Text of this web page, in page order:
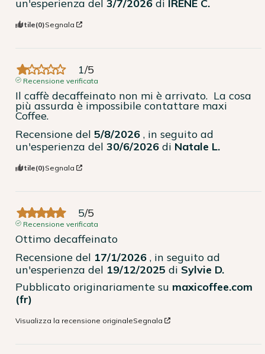
un'esperienza del 3/7/2026 di IRENE C.
Utile(0)Segnala
1/5
Recensione verificata
Il caffè decaffeinato non mi è arrivato.  La cosa
più assurda è impossibile contattare maxi
Coffee.
Recensione del 5/8/2026 , in seguito ad
un'esperienza del 30/6/2026 di Natale L.
Utile(0)Segnala
5/5
Recensione verificata
Ottimo decaffeinato
Recensione del 17/1/2026 , in seguito ad
un'esperienza del 19/12/2025 di Sylvie D.
Pubblicato originariamente su maxicoffee.com
(fr)
Visualizza la recensione originaleSegnala